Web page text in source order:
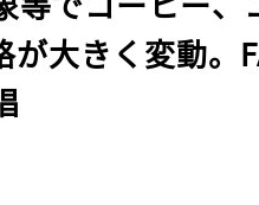
が大きく変動。